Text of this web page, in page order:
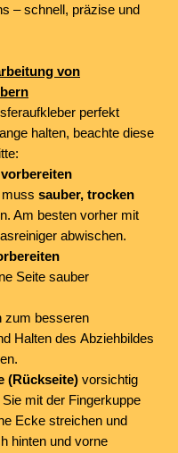
– schnell, präzise und
von
perfekt
halten, beachte diese
sauber, trocken
Am besten vorher mit
abwischen.
Seite sauber
zum besseren
Halten des Abziehbildes
(Rückseite) vorsichtig
mit der Fingerkuppe
Ecke streichen und
hinten und vorne